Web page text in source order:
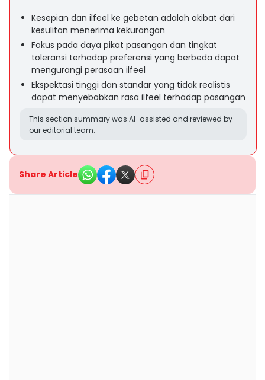
Kesepian dan ilfeel ke gebetan adalah akibat dari
kesulitan menerima kekurangan
Fokus pada daya pikat pasangan dan tingkat
toleransi terhadap preferensi yang berbeda dapat
mengurangi perasaan ilfeel
Ekspektasi tinggi dan standar yang tidak realistis
dapat menyebabkan rasa ilfeel terhadap pasangan
This section summary was AI-assisted and reviewed by
our editorial team.
Share Article